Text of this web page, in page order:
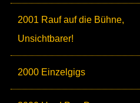
2001 Rauf auf die Bühne,
Unsichtbarer!
2000 Einzelgigs